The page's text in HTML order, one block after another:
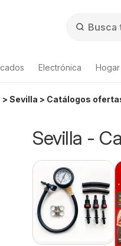
Electrónica
Sevilla > Catálogos
Sevilla -